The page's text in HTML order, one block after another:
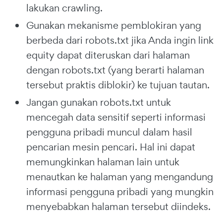
lakukan crawling.
Gunakan mekanisme pemblokiran yang
berbeda dari robots.txt jika Anda ingin link
equity dapat diteruskan dari halaman
dengan robots.txt (yang berarti halaman
tersebut praktis diblokir) ke tujuan tautan.
Jangan gunakan robots.txt untuk
mencegah data sensitif seperti informasi
pengguna pribadi muncul dalam hasil
pencarian mesin pencari. Hal ini dapat
memungkinkan halaman lain untuk
menautkan ke halaman yang mengandung
informasi pengguna pribadi yang mungkin
menyebabkan halaman tersebut diindeks.